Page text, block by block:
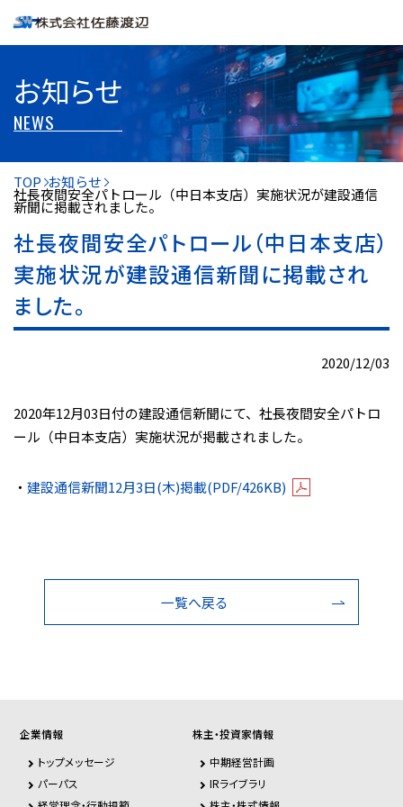
お知らせ
NEWS
TOP お知らせ
社長夜間安全パトロール（中日本支店）実施状況が建設通信
新聞に掲載されました。
社長夜間安全パトロール（中日本支店）
実施状況が建設通信新聞に掲載され
ました。
2020/12/03
2020年12月03日付の建設通信新聞にて、社長夜間安全パトロ
ール（中日本支店）実施状況が掲載されました。
・ 建設通信新聞12月3日(木)掲載(PDF/426KB)
一覧へ戻る
企業情報
トップメッセージ
パーパス
株主・投資家情報
中期経営計画
IRライブラリ